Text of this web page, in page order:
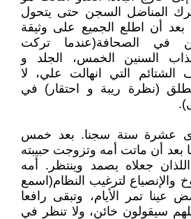
المناضل السجن حتى يتحول
بعد أن اطلع الجميع على وثيقة
في الصحافة(عندما تركت
السنين الخمس، الجلد و
الشتائم التي انهالت علي، لا
(نظرة ريبة و احتقار) في
عشرة سنة سجنا. بعد خمس
بعد أن ماتت أمه وتزوجت حبيبته
جعلاه يصمد وينتظر. أمه
لترغيب النظام(اسمع
عينا تمر الأيام، وتبقى رافعا
سيقولون خائن، ولا تنظر في